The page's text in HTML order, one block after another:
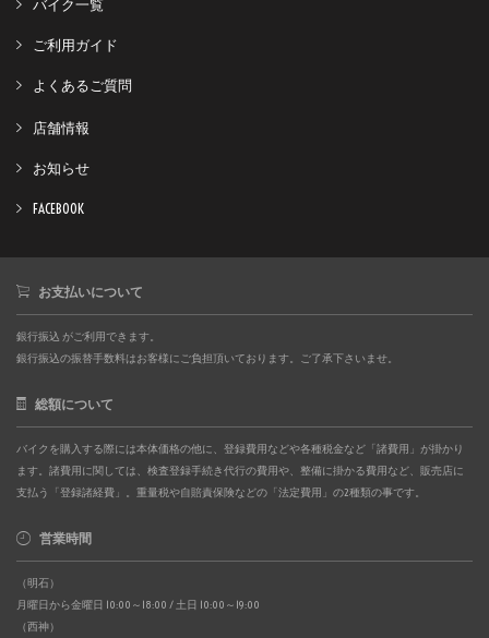
バイク一覧
ご利用ガイド
よくあるご質問
店舗情報
お知らせ
FACEBOOK
お支払いについて
銀行振込 がご利用できます。
銀行振込の振替手数料はお客様にご負担頂いております。ご了承下さいませ。
総額について
バイクを購入する際には本体価格の他に、登録費用などや各種税金など「諸費用」が掛かり
ます。諸費用に関しては、検査登録手続き代行の費用や、整備に掛かる費用など、販売店に
支払う「登録諸経費」。重量税や自賠責保険などの「法定費用」の2種類の事です。
営業時間
（明石）
月曜日から金曜日 10:00～18:00 / 土日 10:00～19:00
（西神）